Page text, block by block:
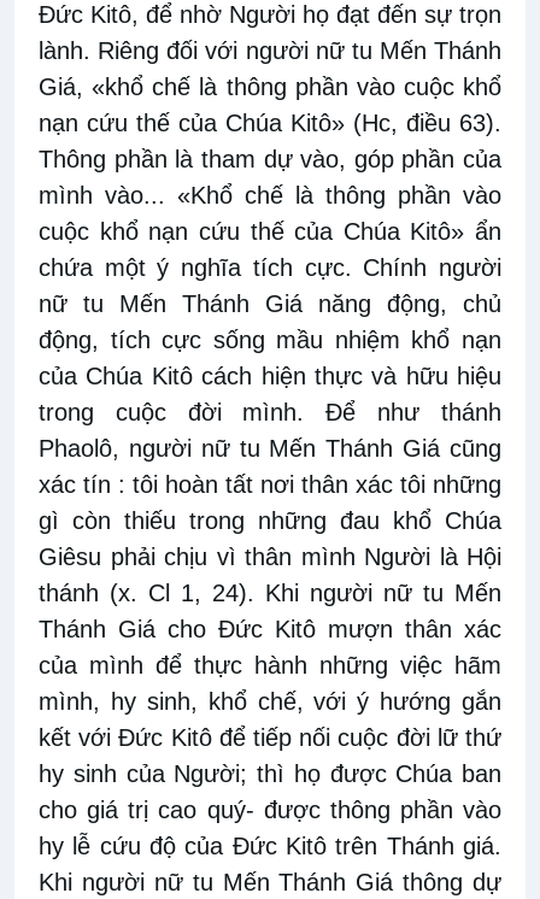
Đức Kitô, để nhờ Người họ đạt đến sự trọn
lành. Riêng đối với người nữ tu Mến Thánh
Giá, «khổ chế là thông phần vào cuộc khổ
nạn cứu thế của Chúa Kitô» (Hc, điều 63).
Thông phần là tham dự vào, góp phần của
mình vào... «Khổ chế là thông phần vào
cuộc khổ nạn cứu thế của Chúa Kitô» ẩn
chứa một ý nghĩa tích cực. Chính người
nữ tu Mến Thánh Giá năng động, chủ
động, tích cực sống mầu nhiệm khổ nạn
của Chúa Kitô cách hiện thực và hữu hiệu
trong cuộc đời mình. Để như thánh
Phaolô, người nữ tu Mến Thánh Giá cũng
xác tín : tôi hoàn tất nơi thân xác tôi những
gì còn thiếu trong những đau khổ Chúa
Giêsu phải chịu vì thân mình Người là Hội
thánh (x. Cl 1, 24). Khi người nữ tu Mến
Thánh Giá cho Đức Kitô mượn thân xác
của mình để thực hành những việc hãm
mình, hy sinh, khổ chế, với ý hướng gắn
kết với Đức Kitô để tiếp nối cuộc đời lữ thứ
hy sinh của Người; thì họ được Chúa ban
cho giá trị cao quý- được thông phần vào
hy lễ cứu độ của Đức Kitô trên Thánh giá.
Khi người nữ tu Mến Thánh Giá thông dự